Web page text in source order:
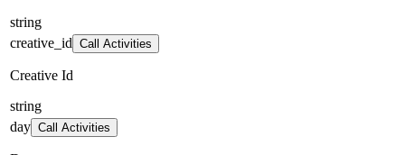
string
creative_id Call Activities
Creative Id
string
day Call Activities